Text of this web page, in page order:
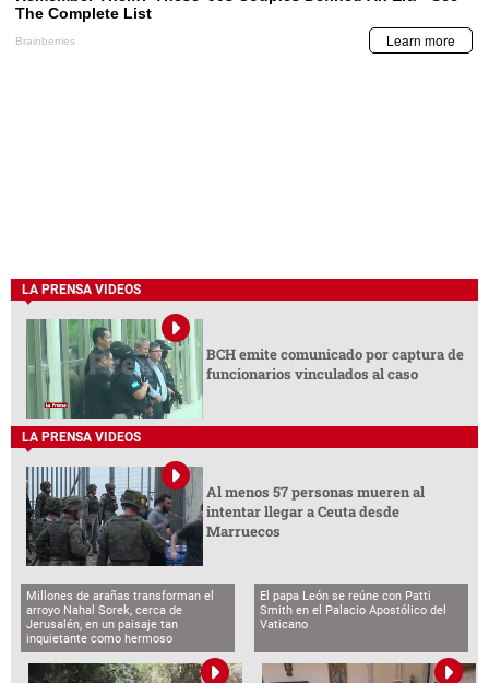
LA PRENSA VIDEOS
BCH emite comunicado por captura de
funcionarios vinculados al caso
LA PRENSA VIDEOS
Al menos 57 personas mueren al
intentar llegar a Ceuta desde
Marruecos
Millones de arañas transforman el
arroyo Nahal Sorek, cerca de
Jerusalén, en un paisaje tan
inquietante como hermoso
El papa León se reúne con Patti
Smith en el Palacio Apostólico del
Vaticano